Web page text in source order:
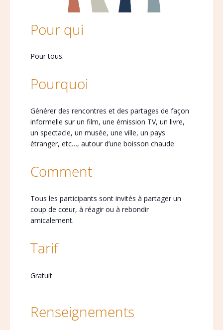
Pour qui
Pour tous.
Pourquoi
Générer des rencontres et des partages de façon
informelle sur un film, une émission TV, un livre,
un spectacle, un musée, une ville, un pays
étranger, etc…, autour d’une boisson chaude.
Comment
Tous les participants sont invités à partager un
coup de cœur, à réagir ou à rebondir
amicalement.
Tarif
Gratuit
Renseignements